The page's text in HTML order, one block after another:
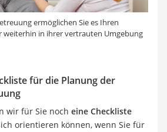
ermöglichen Sie es Ihren
weiterhin in ihrer vertrauten Umgebung
für die Planung der
wir für Sie noch eine Checkliste
orientieren können, wenn Sie für